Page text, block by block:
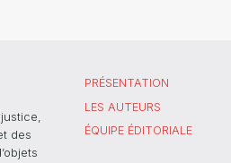
des
PRÉSENTATION
LES AUTEURS
ÉQUIPE ÉDITORIALE